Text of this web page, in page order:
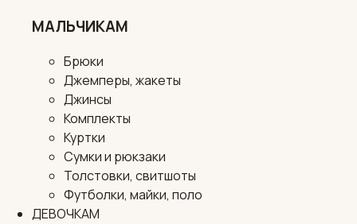
МАЛЬЧИКАМ
Брюки
Джемперы, жакеты
Джинсы
Комплекты
Куртки
Сумки и рюкзаки
Толстовки, свитшоты
Футболки, майки, поло
ДЕВОЧКАМ